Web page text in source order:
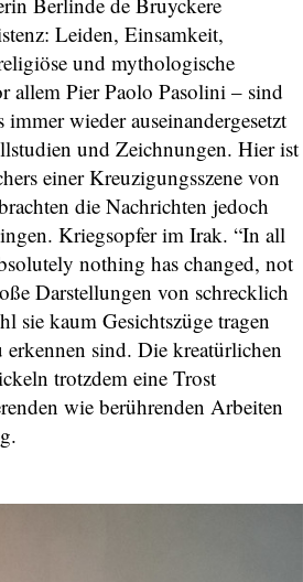
Leiden, Einsamkeit,
und mythologische
allem Pier Paolo Pasolini – sind
wieder auseinandergesetzt
und Zeichnungen. Hier ist
einer Kreuzigungsszene von
die Nachrichten jedoch
Kriegsopfer im Irak. “In all
nothing has changed, not
Darstellungen von schrecklich
sie kaum Gesichtszüge tragen
sind. Die kreatürlichen
trotzdem eine Trost
wie berührenden Arbeiten